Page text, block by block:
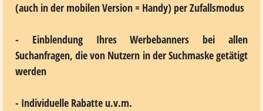
(auch in der mobilen Version = Handy) per Zufallsmodus
- Einblendung Ihres Werbebanners bei allen
Suchanfragen, die von Nutzern in der Suchmaske getätigt
werden
- Individuelle Rabatte u.v.m.